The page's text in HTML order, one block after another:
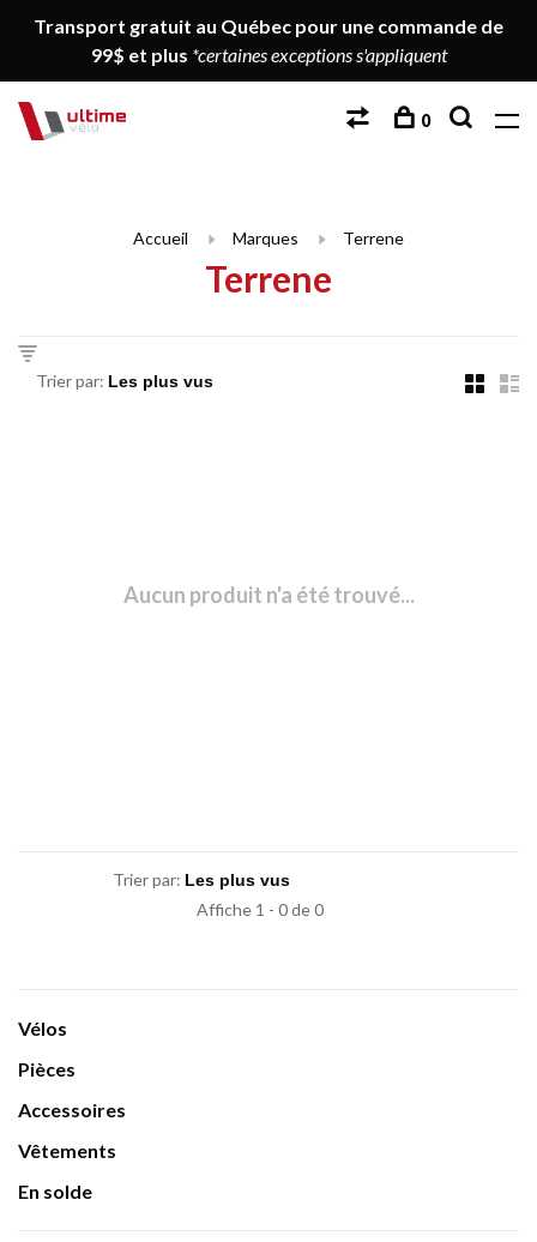
Transport gratuit au Québec pour une commande de
99$ et plus *certaines exceptions s'appliquent
0
Accueil Marques Terrene
Terrene
Trier par:
Aucun produit n'a été trouvé...
Trier par:
Affiche 1 - 0 de 0
Vélos
Pièces
Accessoires
Vêtements
En solde